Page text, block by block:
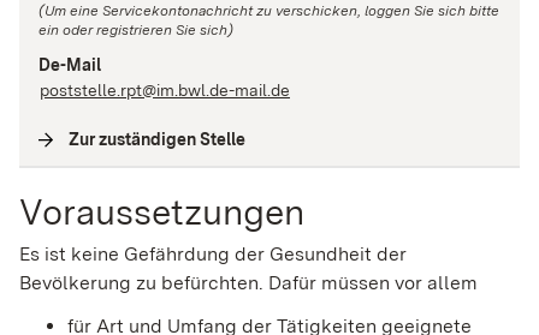
(Um eine Servicekontonachricht zu verschicken, loggen Sie sich bitte
ein oder registrieren Sie sich)
De-Mail
poststelle.rpt@im.bwl.de-mail.de
Zur zuständigen Stelle
Voraussetzungen
Es ist keine Gefährdung der Gesundheit der
Bevölkerung zu befürchten. Dafür müssen vor allem
für Art und Umfang der Tätigkeiten geeignete